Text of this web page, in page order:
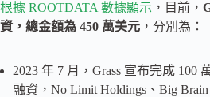
根據 ROOTDATA 數據顯示 ，目前，
資，總金額為 450 萬美元 ，分別為：
2023 年 7 月，Grass 宣布完成 100
融資，No Limit Holdings、Big